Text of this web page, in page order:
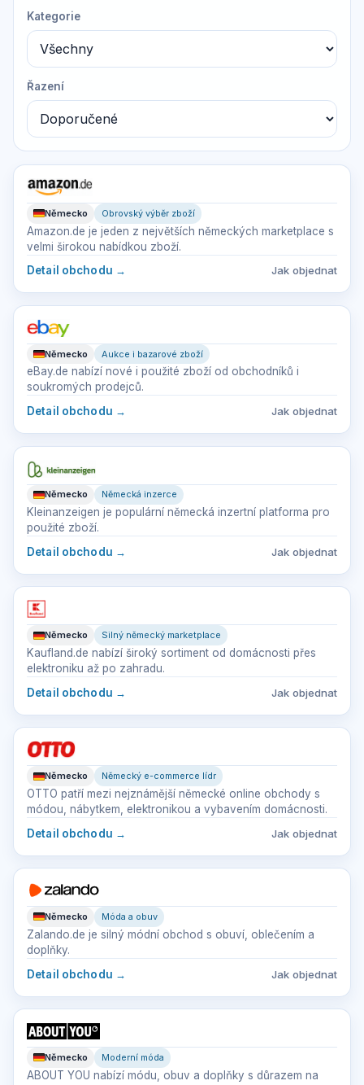
Kategorie
Řazení
Německo Obrovský výběr zboží
Amazon.de je jeden z největších německých marketplace s
velmi širokou nabídkou zboží.
Detail obchodu → Jak objednat
Německo Aukce i bazarové zboží
eBay.de nabízí nové i použité zboží od obchodníků i
soukromých prodejců.
Detail obchodu → Jak objednat
Německo Německá inzerce
Kleinanzeigen je populární německá inzertní platforma pro
použité zboží.
Detail obchodu → Jak objednat
Německo Silný německý marketplace
Kaufland.de nabízí široký sortiment od domácnosti přes
elektroniku až po zahradu.
Detail obchodu → Jak objednat
Německo Německý e-commerce lídr
OTTO patří mezi nejznámější německé online obchody s
módou, nábytkem, elektronikou a vybavením domácnosti.
Detail obchodu → Jak objednat
Německo Móda a obuv
Zalando.de je silný módní obchod s obuví, oblečením a
doplňky.
Detail obchodu → Jak objednat
Německo Moderní móda
ABOUT YOU nabízí módu, obuv a doplňky s důrazem na